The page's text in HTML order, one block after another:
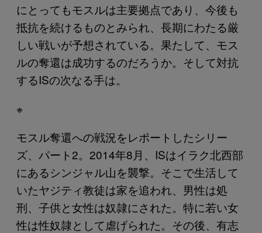
にとってもモスルは主要拠点であり、今後も
抵抗を続けるものとみられ、長期にわたる厳
しい戦いが予想されている。果たして、モス
ルの奪還は成功するのだろうか。そして対抗
するISの次なる手は。
※
モスル奪還への戦況をレポートしたシリー
ズ、パート2。2014年8月、ISはイラク北西部
にあるシンジャル山を襲撃。そこで生活して
いたヤジティ教徒は家を追われ、男性は処
刑、子供と女性は奴隷にされた。特に若い女
性は性奴隷として虐げられた。その後、有志